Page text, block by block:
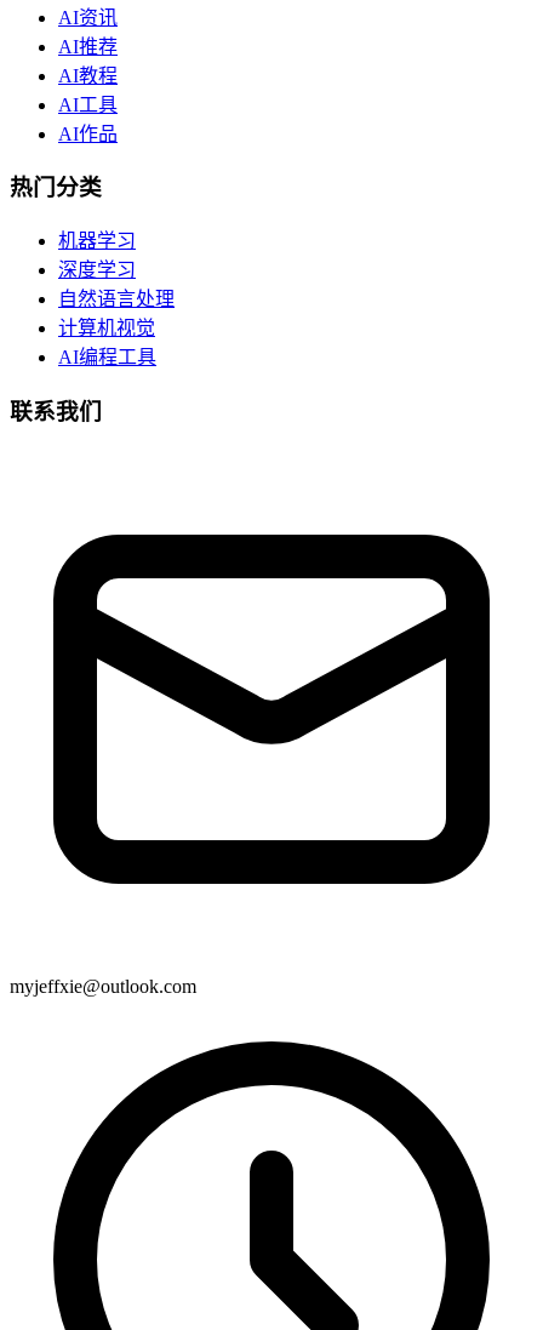
AI资讯
AI推荐
AI教程
AI工具
AI作品
热门分类
机器学习
深度学习
自然语言处理
计算机视觉
AI编程工具
联系我们
myjeffxie@outlook.com